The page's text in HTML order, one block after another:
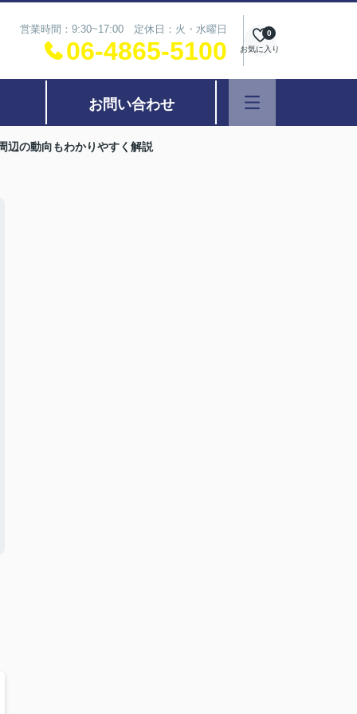
営業時間：9:30~17:00 定休日：火・水曜日
06-4865-5100 お気に入り
0
お問い合わせ
辺の動向もわかりやすく解説